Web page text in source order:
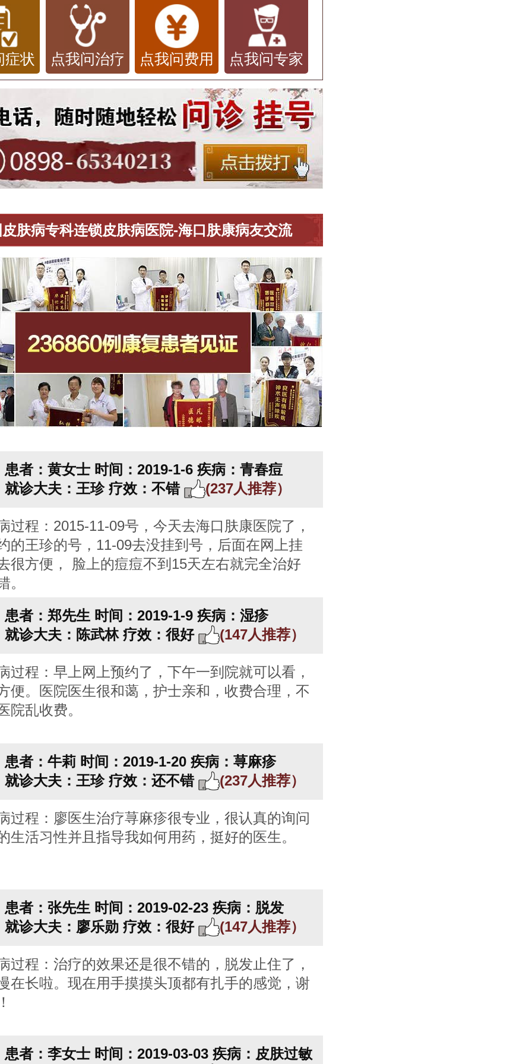
症状 点我问治疗 点我问费用 点我问专家
肤病专科连锁皮肤病医院-海口肤康病友交流
患者：黄女士 时间：2019-1-6 疾病：青春痘
就诊大夫：王珍 疗效：不错 (237人推荐）
过程：2015-11-09号，今天去海口肤康医院了，
的王珍的号，11-09去没挂到号，后面在网上挂
很方便， 脸上的痘痘不到15天左右就完全治好
。
患者：郑先生 时间：2019-1-9 疾病：湿疹
就诊大夫：陈武林 疗效：很好 (147人推荐）
过程：早上网上预约了，下午一到院就可以看，
便。医院医生很和蔼，护士亲和，收费合理，不
院乱收费。
患者：牛莉 时间：2019-1-20 疾病：荨麻疹
就诊大夫：王珍 疗效：还不错 (237人推荐）
过程：廖医生治疗荨麻疹很专业，很认真的询问
生活习性并且指导我如何用药，挺好的医生。
患者：张先生 时间：2019-02-23 疾病：脱发
就诊大夫：廖乐勋 疗效：很好 (147人推荐）
过程：治疗的效果还是很不错的，脱发止住了，
在长啦。现在用手摸摸头顶都有扎手的感觉，谢
患者：李女士 时间：2019-03-03 疾病：皮肤过敏